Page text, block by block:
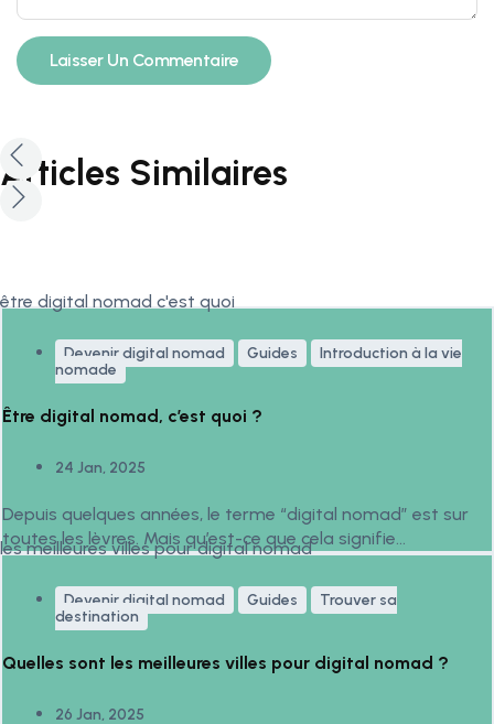
Articles Similaires
Devenir digital nomad Guides
Introduction à la vie
nomade
Être digital nomad, c’est quoi ?
24 Jan, 2025
Depuis quelques années, le terme “digital nomad” est sur
toutes les lèvres. Mais qu’est-ce que cela signifie
réellement...
Devenir digital nomad Guides
Trouver sa
destination
Quelles sont les meilleures villes pour digital nomad ?
26 Jan, 2025